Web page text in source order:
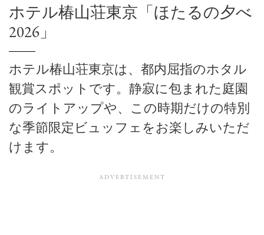
ホテル椿山荘東京「ほたるの夕べ
2026」
ホテル椿山荘東京は、都内屈指のホタル
観賞スポットです。静寂に包まれた庭園
のライトアップや、この時期だけの特別
な季節限定ビュッフェをお楽しみいただ
けます。